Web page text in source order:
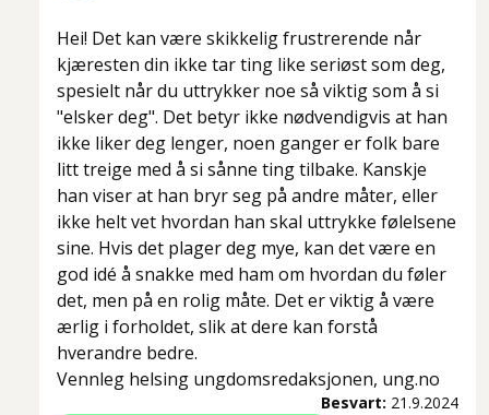
Hei! Det kan være skikkelig frustrerende når
kjæresten din ikke tar ting like seriøst som deg,
spesielt når du uttrykker noe så viktig som å si
"elsker deg". Det betyr ikke nødvendigvis at han
ikke liker deg lenger, noen ganger er folk bare
litt treige med å si sånne ting tilbake. Kanskje
han viser at han bryr seg på andre måter, eller
ikke helt vet hvordan han skal uttrykke følelsene
sine. Hvis det plager deg mye, kan det være en
god idé å snakke med ham om hvordan du føler
det, men på en rolig måte. Det er viktig å være
ærlig i forholdet, slik at dere kan forstå
hverandre bedre.
Vennleg helsing ungdomsredaksjonen, ung.no
Besvart: 21.9.2024